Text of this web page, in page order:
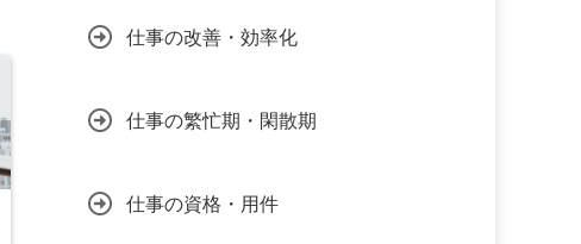
仕事の改善・効率化
仕事の繁忙期・閑散期
仕事の資格・用件